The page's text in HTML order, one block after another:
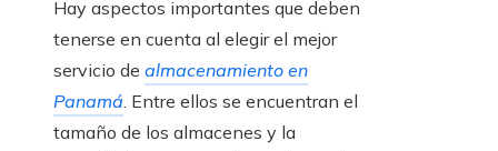
Hay aspectos importantes que deben
tenerse en cuenta al elegir el mejor
servicio de almacenamiento en
Panamá. Entre ellos se encuentran el
tamaño de los almacenes y la